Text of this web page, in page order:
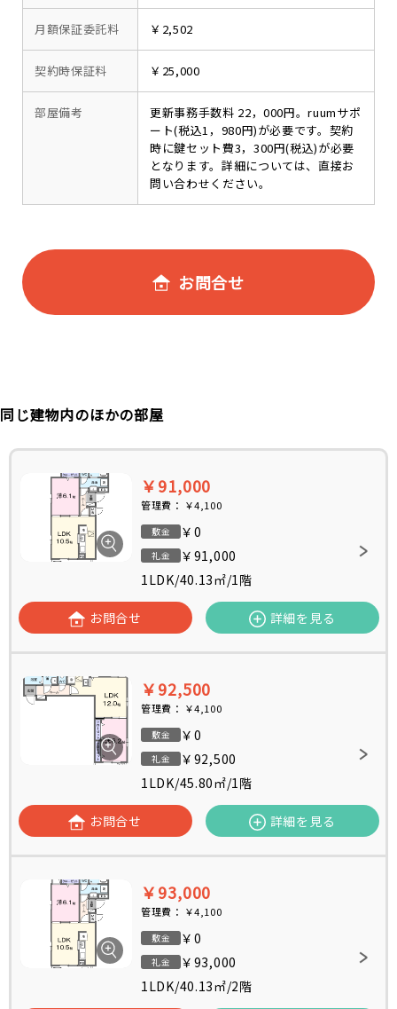
月額保証委託料 ￥2,502
契約時保証料 ￥25,000
部屋備考
更新事務手数料 22，000円。ruumサポ
ート(税込1，980円)が必要です。契約
時に鍵セット費3，300円(税込)が必要
となります。詳細については、直接お
問い合わせください。
お問合せ
同じ建物内のほかの部屋
￥91,000
管理費： ￥4,100
敷金 ￥0
礼金
￥91,000
1LDK/40.13㎡/1階
お問合せ 詳細を見る
￥92,500
管理費： ￥4,100
敷金 ￥0
礼金
￥92,500
1LDK/45.80㎡/1階
お問合せ 詳細を見る
￥93,000
管理費： ￥4,100
敷金 ￥0
礼金
￥93,000
1LDK/40.13㎡/2階